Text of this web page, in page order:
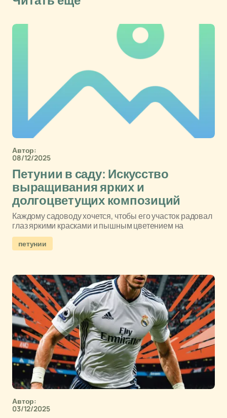
Автор:
08/12/2025
Петунии в саду: Искусство
выращивания ярких и
долгоцветущих композиций
Каждому садоводу хочется, чтобы его участок радовал
глаз яркими красками и пышным цветением на
петунии
Автор:
03/12/2025